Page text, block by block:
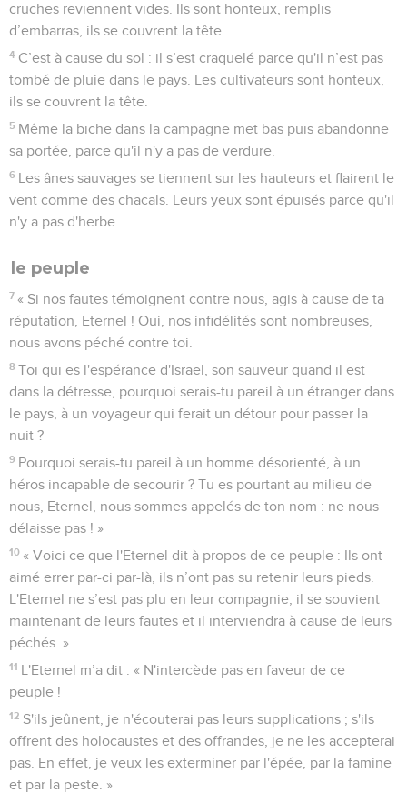
cruches reviennent vides. Ils sont honteux, remplis
d’embarras, ils se couvrent la tête.
4 C’est à cause du sol : il s’est craquelé parce qu'il n’est pas
tombé de pluie dans le pays. Les cultivateurs sont honteux,
ils se couvrent la tête.
5 Même la biche dans la campagne met bas puis abandonne
sa portée, parce qu'il n'y a pas de verdure.
6 Les ânes sauvages se tiennent sur les hauteurs et flairent le
vent comme des chacals. Leurs yeux sont épuisés parce qu'il
n'y a pas d'herbe.
le peuple
7 « Si nos fautes témoignent contre nous, agis à cause de ta
réputation, Eternel ! Oui, nos infidélités sont nombreuses,
nous avons péché contre toi.
8 Toi qui es l'espérance d'Israël, son sauveur quand il est
dans la détresse, pourquoi serais-tu pareil à un étranger dans
le pays, à un voyageur qui ferait un détour pour passer la
nuit ?
9 Pourquoi serais-tu pareil à un homme désorienté, à un
héros incapable de secourir ? Tu es pourtant au milieu de
nous, Eternel, nous sommes appelés de ton nom : ne nous
délaisse pas ! »
10 « Voici ce que l'Eternel dit à propos de ce peuple : Ils ont
aimé errer par-ci par-là, ils n’ont pas su retenir leurs pieds.
L'Eternel ne s’est pas plu en leur compagnie, il se souvient
maintenant de leurs fautes et il interviendra à cause de leurs
péchés. »
11 L'Eternel m’a dit : « N'intercède pas en faveur de ce
peuple !
12 S'ils jeûnent, je n'écouterai pas leurs supplications ; s'ils
offrent des holocaustes et des offrandes, je ne les accepterai
pas. En effet, je veux les exterminer par l'épée, par la famine
et par la peste. »